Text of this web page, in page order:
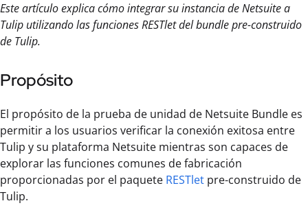
Este artículo explica cómo integrar su instancia de Netsuite a
Tulip utilizando las funciones RESTlet del bundle pre-construido
de Tulip.
Propósito
El propósito de la prueba de unidad de Netsuite Bundle es
permitir a los usuarios verificar la conexión exitosa entre
Tulip y su plataforma Netsuite mientras son capaces de
explorar las funciones comunes de fabricación
proporcionadas por el paquete RESTlet pre-construido de
Tulip.